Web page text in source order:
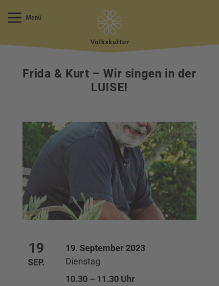
Menü
Frida & Kurt – Wir singen in der
LUISE!
19
SEP.
19. September 2023
Dienstag
10.30 – 11.30 Uhr